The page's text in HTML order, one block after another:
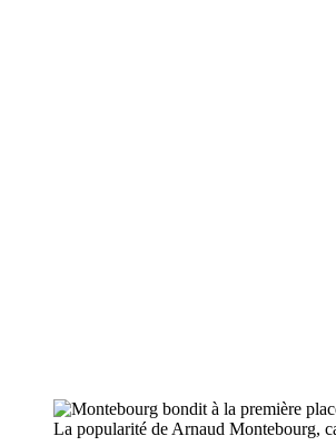
La popularité de Arnaud Montebourg,